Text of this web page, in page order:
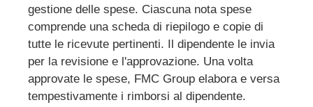
gestione delle spese. Ciascuna nota spese
comprende una scheda di riepilogo e copie di
tutte le ricevute pertinenti. Il dipendente le invia
per la revisione e l'approvazione. Una volta
approvate le spese, FMC Group elabora e versa
tempestivamente i rimborsi al dipendente.